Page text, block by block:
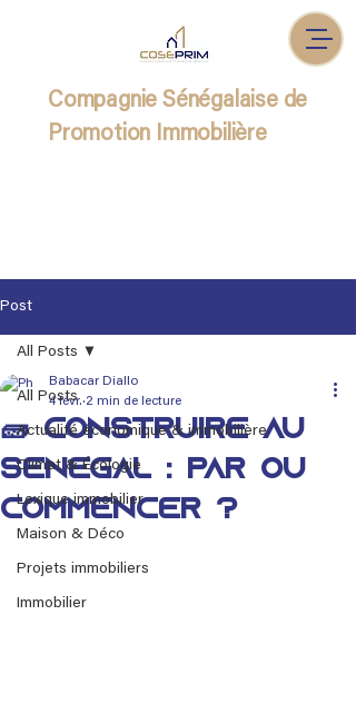
Compagnie Sénégalaise de
Promotion Immobilière
Post
All Posts
Actualité économique & immobilière
Climat & Écologie
Lexique immobilier
Maison & Déco
Projets immobiliers
Immobilier
All Posts
🧱 Construire au
Sénégal : Par où
commencer ?
Babacar Diallo
4 févr. 2 min de lecture